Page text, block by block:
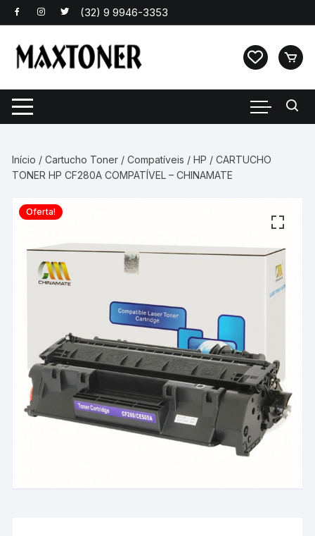
Pular
para
conteúdo
Início /Cartucho Toner /Compatíveis /HP / CARTUCHO
TONER HP CF280A COMPATÍVEL – CHINAMATE
Oferta!